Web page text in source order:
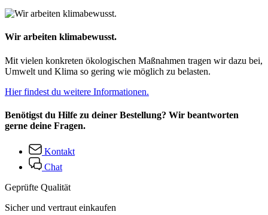
Wir arbeiten klimabewusst.
Mit vielen konkreten ökologischen Maßnahmen tragen wir dazu bei,
Umwelt und Klima so gering wie möglich zu belasten.
Hier findest du weitere Informationen.
Benötigst du Hilfe zu deiner Bestellung? Wir beantworten
gerne deine Fragen.
Kontakt
Chat
Geprüfte Qualität
Sicher und vertraut einkaufen